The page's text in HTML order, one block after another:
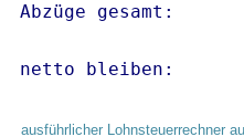
Abzüge gesamt:
netto
ausführlicher Lohnsteuerrechner